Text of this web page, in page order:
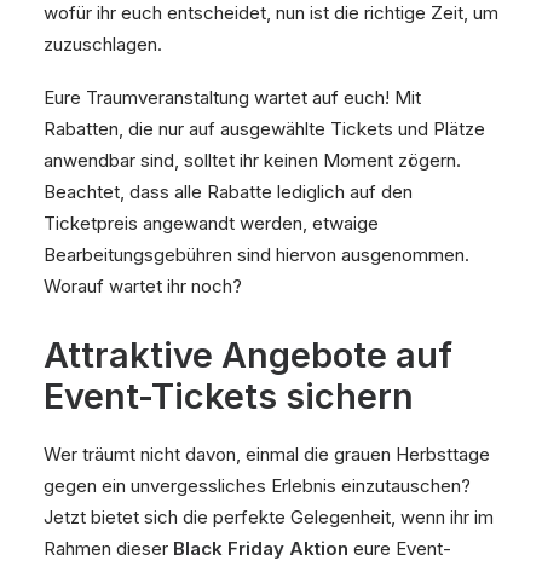
wofür ihr euch entscheidet, nun ist die richtige Zeit, um
zuzuschlagen.
Eure Traumveranstaltung wartet auf euch! Mit
Rabatten, die nur auf ausgewählte Tickets und Plätze
anwendbar sind, solltet ihr keinen Moment zögern.
Beachtet, dass alle Rabatte lediglich auf den
Ticketpreis angewandt werden, etwaige
Bearbeitungsgebühren sind hiervon ausgenommen.
Worauf wartet ihr noch?
Attraktive Angebote auf
Event-Tickets sichern
Wer träumt nicht davon, einmal die grauen Herbsttage
gegen ein unvergessliches Erlebnis einzutauschen?
Jetzt bietet sich die perfekte Gelegenheit, wenn ihr im
Rahmen dieser Black Friday Aktion eure Event-